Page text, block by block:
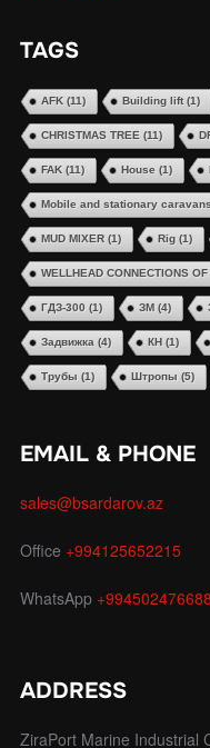
TAGS
AFK(11) Building lift(1)
CHRISTMAS TREE (11)
FAK(11) House (1)
Mobile and stationary caravans
MUD MIXER(1) Rig(1)
WELLHEAD CONNECTIONS
ГДЗ-300 (1) ЗМ(4)
Задвижка (4) КН(1)
Трубы (1) Штропы (5)
EMAIL & PHONE
sales@bsardarov.az
Office +994125652215
WhatsApp +994502476688
ADDRESS
ZiraPort Marine Industrial